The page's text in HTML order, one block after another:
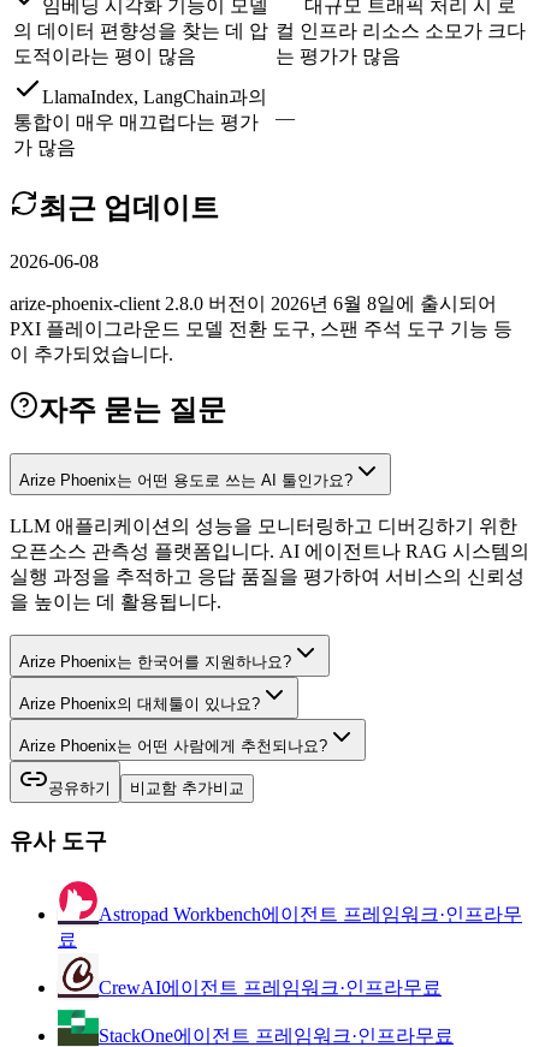
임베딩 시각화 기능이 모델
의 데이터 편향성을 찾는 데 압
도적이라는 평이 많음
대규모 트래픽 처리 시 로
컬 인프라 리소스 소모가 크다
는 평가가 많음
LlamaIndex, LangChain과의
통합이 매우 매끄럽다는 평가
가 많음
—
최근 업데이트
2026-06-08
arize-phoenix-client 2.8.0 버전이 2026년 6월 8일에 출시되어
PXI 플레이그라운드 모델 전환 도구, 스팬 주석 도구 기능 등
이 추가되었습니다.
자주 묻는 질문
Arize Phoenix는 어떤 용도로 쓰는 AI 툴인가요?
LLM 애플리케이션의 성능을 모니터링하고 디버깅하기 위한
오픈소스 관측성 플랫폼입니다. AI 에이전트나 RAG 시스템의
실행 과정을 추적하고 응답 품질을 평가하여 서비스의 신뢰성
을 높이는 데 활용됩니다.
Arize Phoenix는 한국어를 지원하나요?
Arize Phoenix의 대체툴이 있나요?
Arize Phoenix는 어떤 사람에게 추천되나요?
공유하기 비교함 추가비교
유사 도구
Astropad Workbench에이전트 프레임워크·인프라무
료
CrewAI에이전트 프레임워크·인프라무료
StackOne에이전트 프레임워크·인프라무료